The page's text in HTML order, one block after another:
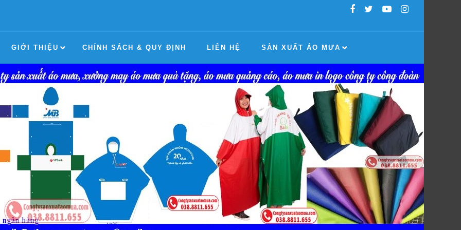
GIỚI THIỆU CHÍNH SÁCH & QUY ĐỊNH LIÊN HỆ SẢN XUẤT ÁO MƯA